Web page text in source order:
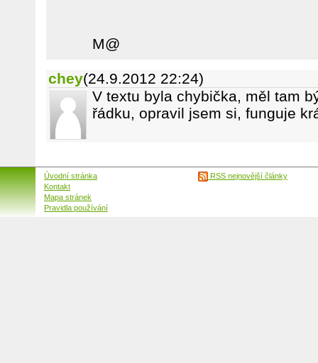
M@
chey(24.9.2012 22:24)
V textu byla chybička, měl tam
řádku, opravil jsem si, funguje
Úvodní stránka
Kontakt
Mapa stránek
Pravidla používání
RSS nejnovější články